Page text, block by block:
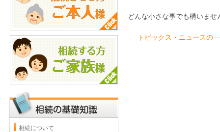
どんな小さな事でも構いま
トピックス・ニュースの
相続について